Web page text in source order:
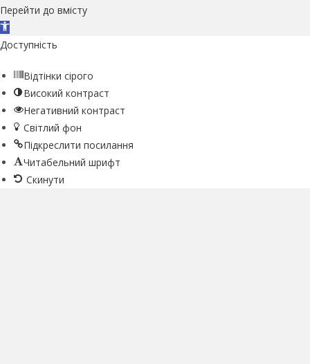
Перейти до вмісту
Відкрити Панель інструментів
Доступність
Відтінки сірого
Високий контраст
Негативний контраст
Світлий фон
Підкреслити посилання
Читабельний шрифт
Скинути